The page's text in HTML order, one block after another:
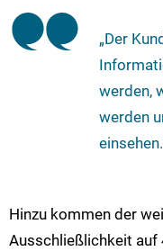
„Der
werden,
werden
Hinzu kommen der
Ausschließlichkeit